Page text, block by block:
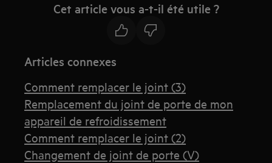
Cet article vous a-t-il été utile ?
Articles connexes
Comment remplacer le joint (3)
Remplacement du joint de porte de mon
appareil de refroidissement
Comment remplacer le joint (2)
Changement de joint de porte (V)